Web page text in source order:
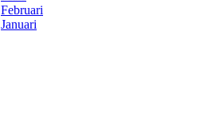
Februari
Januari